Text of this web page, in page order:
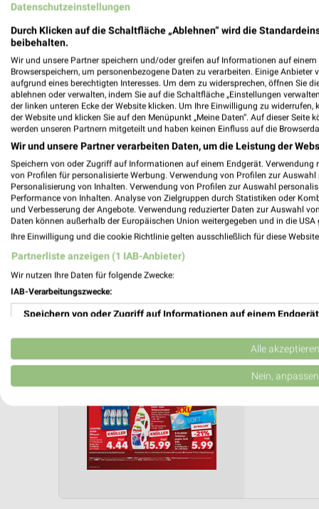
ÖPNV ANZEIGEN LADESÄULEN
Aktuelle Angebote in dieser Filiale
Anzahl Prospekte: 1
Letztes Prospektupdate: Gestern
❯
Datenschutzeinstellungen
Durch Klicken auf die Schaltfläche „Ablehnen“ wird die
beibehalten.
Wir und unsere Partner speichern und/oder greifen auf Informationen auf einem
Browserspeichern, um personenbezogene Daten zu verarbeiten. Einige
aufgrund eines berechtigten Interesses. Um dem zu widersprechen, öffnen Sie
ablehnen oder verwalten, indem Sie auf die Schaltfläche „Einstellungen
der linken unteren Ecke der Website klicken. Um Ihre Einwilligung zu
der Website und klicken Sie auf den Menüpunkt „Meine Daten“. Auf dieser
werden unseren Partnern mitgeteilt und haben keinen Einfluss auf die
Wir und unsere Partner verarbeiten Daten, um die Leistung der
Speichern von oder Zugriff auf Informationen auf einem Endgerät. Verwendung
von Profilen für personalisierte Werbung. Verwendung von Profilen zur
Personalisierung von Inhalten. Verwendung von Profilen zur Auswahl
Performance von Inhalten. Analyse von Zielgruppen durch Statistiken oder
und Verbesserung der Angebote. Verwendung reduzierter Daten zur Auswahl
Daten können außerhalb der Europäischen Union weitergegeben und in die USA
Ihre Einwilligung und die cookie Richtlinie gelten ausschließlich für diese
Partnerliste anzeigen (1 IAB-Anbieter)
Wir nutzen Ihre Daten für folgende Zwecke:
IAB-Verarbeitungszwecke:
Speichern von oder Zugriff auf Informationen auf einem Endgerät
Verwendung reduzierter Daten zur Auswahl von Werbeanzeigen
Erstellung von Profilen für personalisierte Werbung
Erstellung von Profilen zur Personalisierung von Inhalten
Verwendung von Profilen zur Auswahl personalisierter Inhalte
Alle akzeptieren
Nein, anpassen